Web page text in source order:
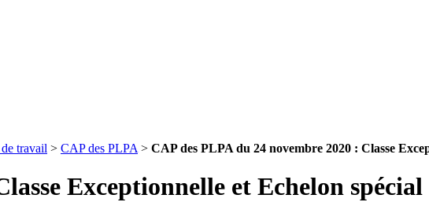
travail > CAP des PLPA > CAP des PLPA du 24 novembre 2020 : Classe
Exceptionnelle et Echelon spécial